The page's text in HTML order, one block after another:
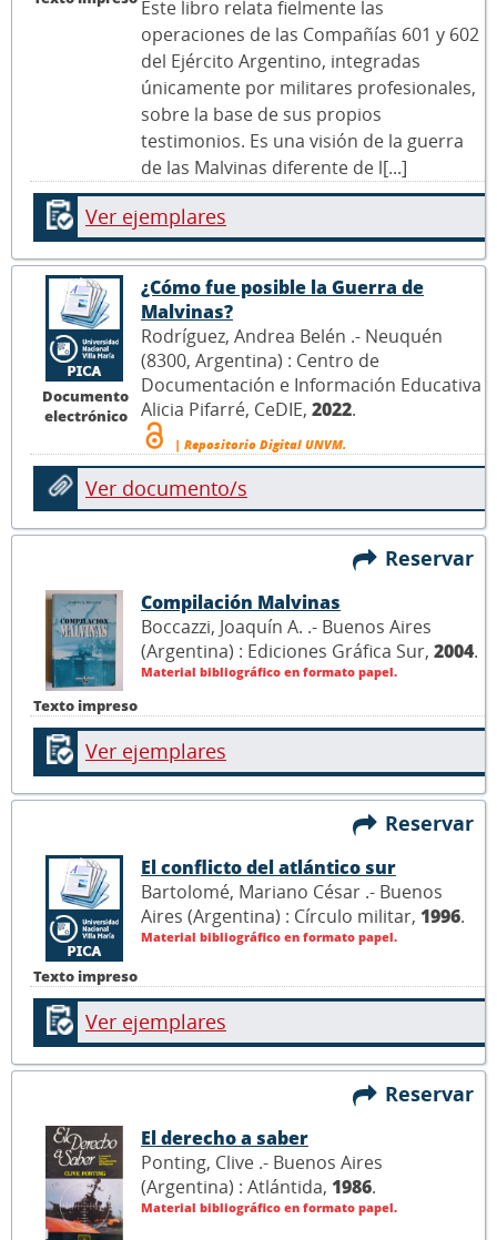
Este libro relata fielmente las
operaciones de las Compañías 601 y 602
del Ejército Argentino, integradas
únicamente por militares profesionales,
sobre la base de sus propios
testimonios. Es una visión de la guerra
de las Malvinas diferente de l[...]
Ver ejemplares
Documento
electrónico
¿Cómo fue posible la Guerra de
Malvinas?
Rodríguez, Andrea Belén .- Neuquén
(8300, Argentina) : Centro de
Documentación e Información Educativa
Alicia Pifarré, CeDIE, 2022.
| Repositorio Digital UNVM.
Ver documento/s
Reservar
Texto impreso
Compilación Malvinas
Boccazzi, Joaquín A. .- Buenos Aires
(Argentina) : Ediciones Gráfica Sur, 2004.
Material bibliográfico en formato papel.
Ver ejemplares
Reservar
Texto impreso
El conflicto del atlántico sur
Bartolomé, Mariano César .- Buenos
Aires (Argentina) : Círculo militar, 1996.
Material bibliográfico en formato papel.
Ver ejemplares
Reservar
El derecho a saber
Ponting, Clive .- Buenos Aires
(Argentina) : Atlántida, 1986.
Material bibliográfico en formato papel.